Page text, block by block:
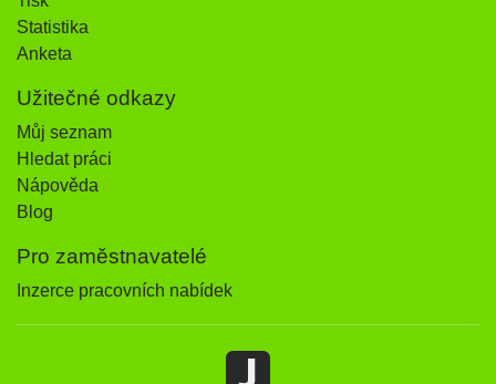
Statistika
Anketa
Užitečné odkazy
Můj seznam
Hledat práci
Nápověda
Blog
Pro zaměstnavatelé
Inzerce pracovních nabídek